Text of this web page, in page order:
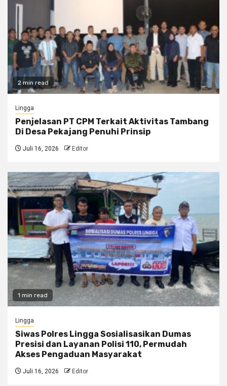
2 min read
Lingga
Penjelasan PT CPM Terkait Aktivitas Tambang
Di Desa Pekajang Penuhi Prinsip
Juli 16, 2026 Editor
1 min read
Lingga
Siwas Polres Lingga Sosialisasikan Dumas
Presisi dan Layanan Polisi 110, Permudah
Akses Pengaduan Masyarakat
Juli 16, 2026 Editor